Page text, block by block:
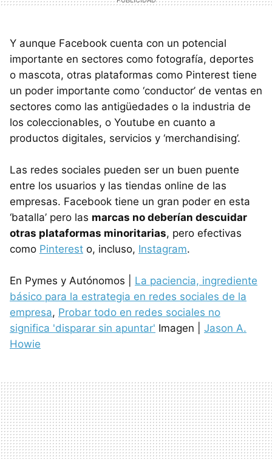
Y aunque Facebook cuenta con un potencial
importante en sectores como fotografía, deportes
o mascota, otras plataformas como Pinterest tiene
un poder importante como ‘conductor’ de ventas en
sectores como las antigüedades o la industria de
los coleccionables, o Youtube en cuanto a
productos digitales, servicios y ‘merchandising’.
Las redes sociales pueden ser un buen puente
entre los usuarios y las tiendas online de las
empresas. Facebook tiene un gran poder en esta
‘batalla’ pero las marcas no deberían descuidar
otras plataformas minoritarias, pero efectivas
como Pinterest o, incluso, Instagram.
En Pymes y Autónomos | La paciencia, ingrediente
básico para la estrategia en redes sociales de la
empresa, Probar todo en redes sociales no
significa 'disparar sin apuntar' Imagen | Jason A.
Howie